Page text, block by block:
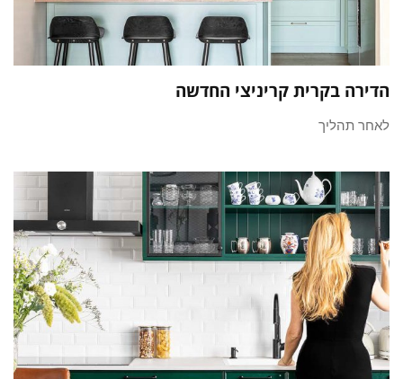
הדירה בקרית קריניצי החדשה
לאחר תהליך